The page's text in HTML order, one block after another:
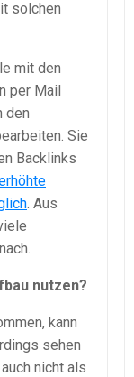
solchen
mit den
per Mail
den
Sie
Backlinks
. Aus
nutzen?
kann
sehen
nicht als